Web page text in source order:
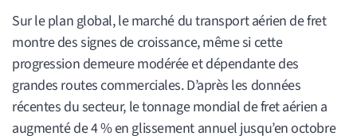
Sur le plan global, le marché du transport aérien de fret
montre des signes de croissance, même si cette
progression demeure modérée et dépendante des
grandes routes commerciales. D’après les données
récentes du secteur, le tonnage mondial de fret aérien a
augmenté de 4 % en glissement annuel jusqu’en octobre